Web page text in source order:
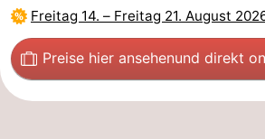
Freitag 14. – Freitag 21. August
Preise hier ansehenund direkt